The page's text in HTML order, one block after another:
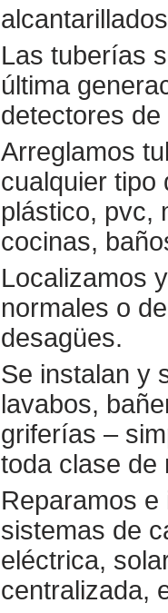
Las tuberías
última
detectores
Arreglamos
cualquier tipo
plástico, pvc,
cocinas,
Localizamos
normales o
desagües.
Se instalan y
lavabos,
griferías –
toda clase de
Reparamos
sistemas de
eléctrica,
centralizada,